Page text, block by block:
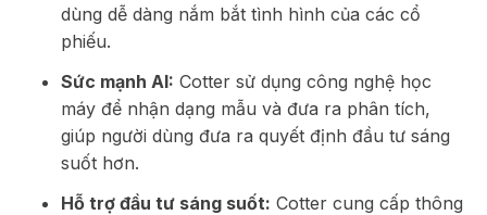
dùng dễ dàng nắm bắt tình hình của các cổ
phiếu.
Sức mạnh AI: Cotter sử dụng công nghệ học
máy để nhận dạng mẫu và đưa ra phân tích,
giúp người dùng đưa ra quyết định đầu tư sáng
suốt hơn.
Hỗ trợ đầu tư sáng suốt: Cotter cung cấp thông